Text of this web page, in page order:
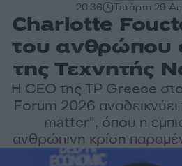
20:36 Τετάρτη 29
Charlotte
του ανθρώπου
της Τεχνητής
Η CEO της TP Greece
Forum 2026
matter", όπου η
ανθρώπινη κρίση